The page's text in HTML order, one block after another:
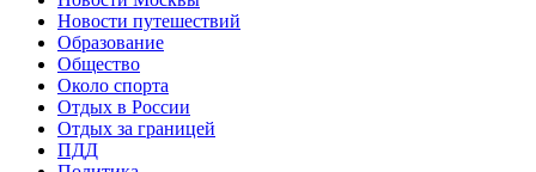
Новости путешествий
Образование
Общество
Около спорта
Отдых в России
Отдых за границей
ПДД